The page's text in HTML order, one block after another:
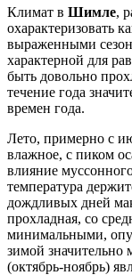
Климат в Шимле,
охарактеризовать
выраженными
характерной для
быть довольно
течение года
времен года.
Лето, примерно с
влажное, с пиком
влияние
температура
дождливых дней
прохладная, со
минимальными,
зимой значительно
(октябрь-ноябрь)